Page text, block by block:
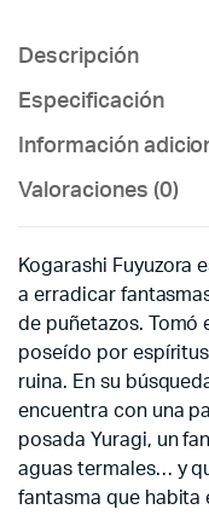
Descripción
Especificación
Información
Valoraciones (0)
Kogarashi Fuyuzora
a erradicar
de puñetazos. Tomó
poseído por
ruina. En su
encuentra con una
posada Yuragi, un
aguas termales… y
fantasma que habita